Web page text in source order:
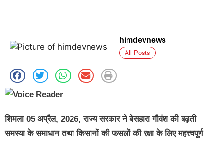
himdevnews
All Posts
शिमला 05 अप्रैल, 2026, राज्य सरकार ने बेसहारा गौवंश की बढ़ती
समस्या के समाधान तथा किसानों की फसलों की रक्षा के लिए महत्त्वपूर्ण